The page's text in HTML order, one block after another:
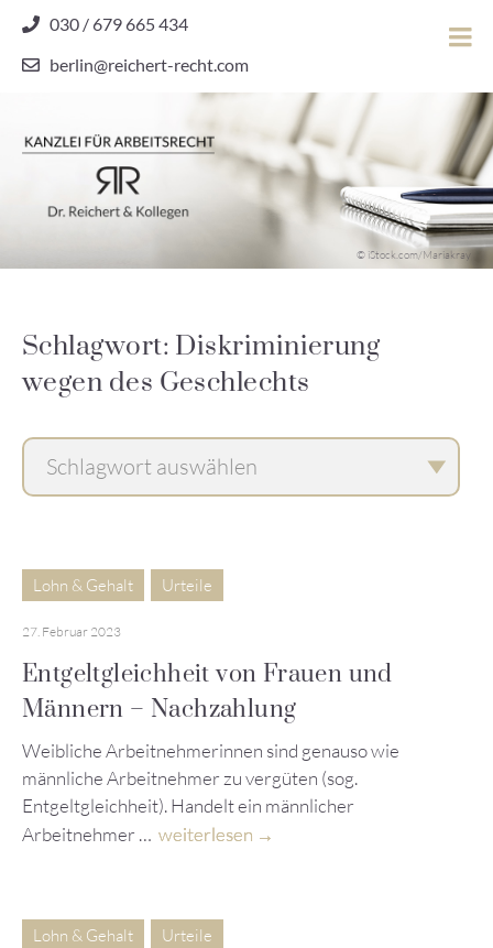
content
030 / 679 665 434
berlin@reichert-recht.com
Dr.
Reichert
Arbeitsrecht
© iStock.com/Mariakray
Schlagwort: Diskriminierung
wegen des Geschlechts
Lohn & Gehalt Urteile
27. Februar 2023
Entgeltgleichheit von Frauen und
Männern – Nachzahlung
Weibliche Arbeitnehmerinnen sind genauso wie
männliche Arbeitnehmer zu vergüten (sog.
Entgeltgleichheit). Handelt ein männlicher
Arbeitnehmer … weiterlesen
Lohn & Gehalt Urteile